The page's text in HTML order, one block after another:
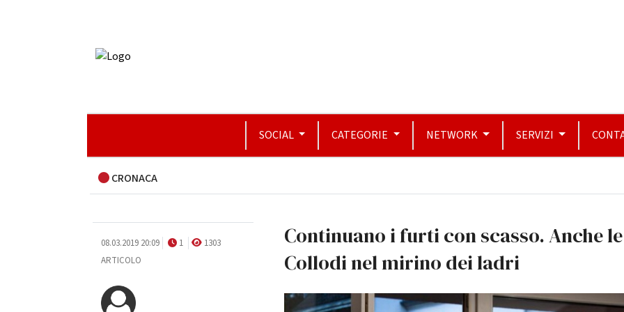
SOCIAL CATEGORIE NETWORK SERVIZI
CRONACA
08.03.2019 20:09 1
1303
ARTICOLO
Continuano i furti con scasso. Anche le
Collodi nel mirino dei ladri